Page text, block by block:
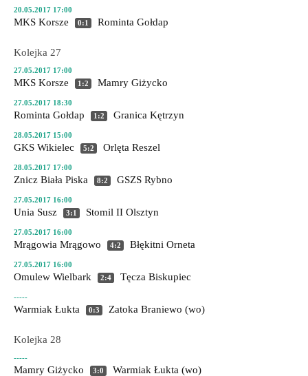
20.05.2017 17:00
MKS Korsze 0:1 Rominta Gołdap
Kolejka 27
27.05.2017 17:00
MKS Korsze 1:2 Mamry Giżycko
27.05.2017 18:30
Rominta Gołdap 1:2 Granica Kętrzyn
28.05.2017 15:00
GKS Wikielec 5:2 Orlęta Reszel
28.05.2017 17:00
Znicz Biała Piska 8:2 GSZS Rybno
27.05.2017 16:00
Unia Susz 3:1 Stomil II Olsztyn
27.05.2017 16:00
Mrągowia Mrągowo 4:2 Błękitni Orneta
27.05.2017 16:00
Omulew Wielbark 2:4 Tęcza Biskupiec
-----
Warmiak Łukta 0:3 Zatoka Braniewo (wo)
Kolejka 28
-----
Mamry Giżycko 3:0 Warmiak Łukta (wo)